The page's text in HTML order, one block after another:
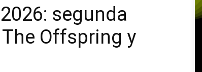
segunda
Offspring y